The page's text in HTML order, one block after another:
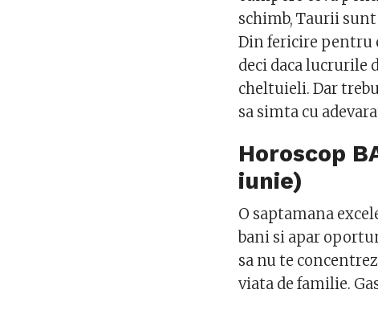
schimb, Taurii
Din fericire pentru
deci daca lucrurile
cheltuieli. Dar
sa simta cu
Horoscop
iunie)
O saptamana
bani si apar
sa nu te
viata de familie.